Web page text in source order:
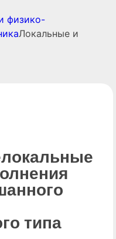
физико-
Локальные и
типа